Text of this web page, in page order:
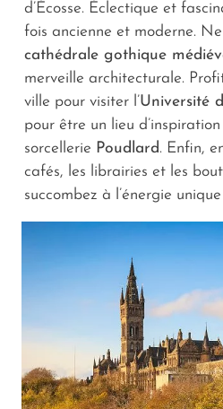
d’Écosse. Éclectique et
fois ancienne et moderne.
cathédrale gothique
merveille architecturale.
ville pour visiter l’Université
pour être un lieu d’inspiration
sorcellerie Poudlard. Enfin,
cafés, les librairies et les
succombez à l’énergie